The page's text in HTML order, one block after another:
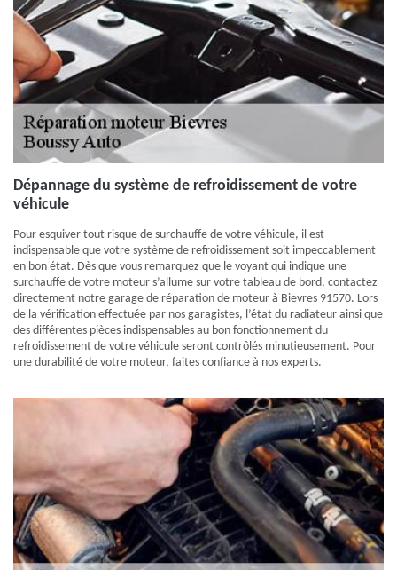
Dépannage du système de refroidissement de votre
véhicule
Pour esquiver tout risque de surchauffe de votre véhicule, il est
indispensable que votre système de refroidissement soit impeccablement
en bon état. Dès que vous remarquez que le voyant qui indique une
surchauffe de votre moteur s’allume sur votre tableau de bord, contactez
directement notre garage de réparation de moteur à Bievres 91570. Lors
de la vérification effectuée par nos garagistes, l’état du radiateur ainsi que
des différentes pièces indispensables au bon fonctionnement du
refroidissement de votre véhicule seront contrôlés minutieusement. Pour
une durabilité de votre moteur, faites confiance à nos experts.